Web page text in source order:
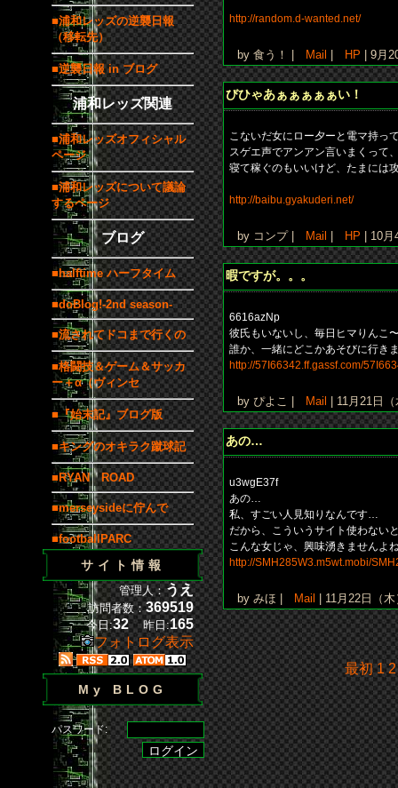
■浦和レッズの逆襲日報
（移転先）
■逆襲日報 in ブログ
浦和レッズ関連
■浦和レッズオフィシャル
ページ
■浦和レッズについて議論
するページ
ブログ
■halftime ハーフタイム
■doBlog!-2nd season-
■流されてドコまで行くの
■格闘技＆ゲーム＆サッカ
ー＋α（ヴィンセ
■『始末記』ブログ版
■キングのオキラク蹴球記
■RYAN ROAD
■merseysideに佇んで
■footballPARC
サイト情報
管理人：うえ
訪問者数：369519
今日:32 昨日:165
フォトログ表示
My BLOG
パスワード:
http://random.d-wanted.net/
by 食う！ | Mail HP | 9月
びひゃあぁぁぁぁぁい！
こないだ女にロー夕ーと電マ持っ
スゲエ声でアンアン言いまくって
寝て稼ぐのもいいけど、たまには
http://baibu.gyakuderi.net/
by コンプ | Mail HP | 10
暇ですが。。。
6616azNp
彼氏もいないし、毎日ヒマりんこ
誰か、一緒にどこかあそびに行き
http://57I66342.ff.gassf.com/
by ぴよこ | Mail | 11月21日
あの…
u3wgE37f
あの…
私、すごい人見知りなんです…
だから、こういうサイト使わない
こんな女じゃ、興味湧きません
http://SMH285W3.m5wt.mobi/
by みほ | Mail | 11月22日（
最初 1 2